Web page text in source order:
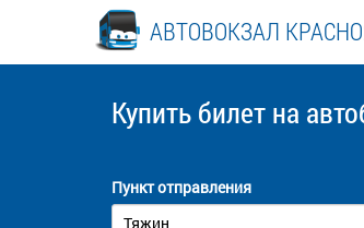
АВТОВОКЗАЛ
Купить билет на
Пункт отправления